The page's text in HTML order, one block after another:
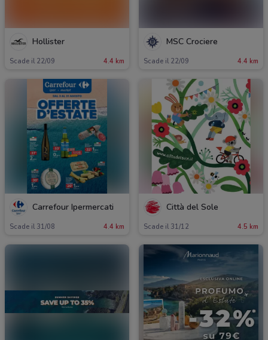
Hollister
Scade il 22/09 4.4 km
MSC Crociere
Scade il 22/09 4.4 km
Carrefour Ipermercati
Scade il 31/08 4.4 km
Città del Sole
Scade il 31/12 4.5 km